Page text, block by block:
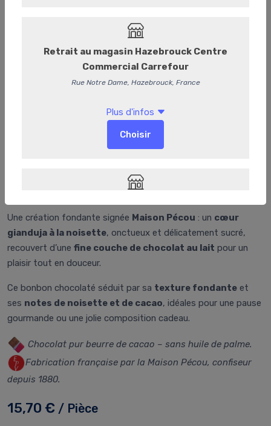
Chocogianduja – Les Délices Pécou
Une création fondante signée Maison Pécou : un cœur
gianduja à la noisette, onctueux et délicatement sucré,
recouvert d’une fine couche de chocolat au lait pour un
plaisir tout en douceur.
Ce bonbon chocolaté séduit par sa texture fondante et
ses notes de noisette et de cacao, idéales pour une pause
gourmande ou une jolie composition cadeau.
Chocolat pur beurre de cacao – sans huile de palme.
Fabrication française par la Maison Pécou, confiseur
depuis 1880.
15,70 € / Pièce